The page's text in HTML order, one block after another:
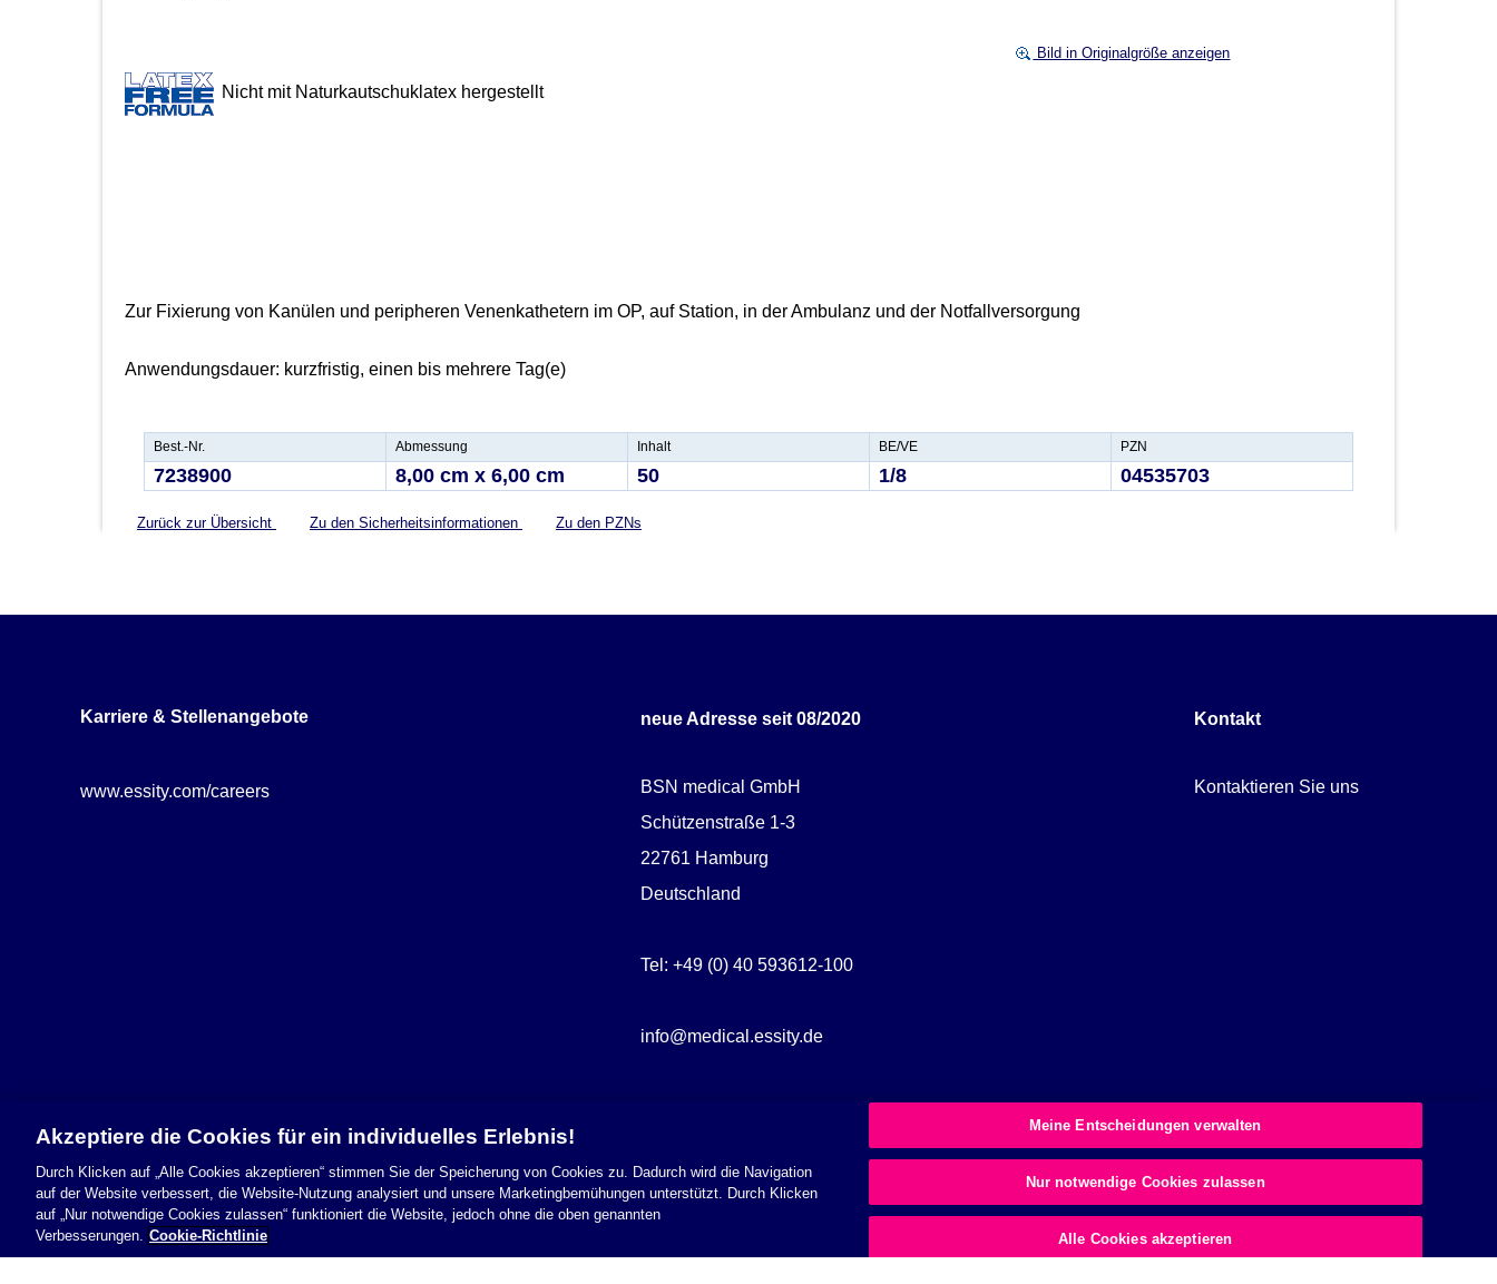
Bild in Originalgröße anzeigen
Nicht mit Naturkautschuklatex hergestellt
Zur Fixierung von Kanülen und peripheren Venenkathetern im OP, auf Station, in der Ambulanz und der Notfallversorgung
Anwendungsdauer: kurzfristig, einen bis mehrere Tag(e)
Best.-Nr. Abmessung Inhalt BE/VE PZN
7238900 8,00 cm x 6,00 cm 50 1/8 04535703
Zurück zur Übersicht Zu den Sicherheitsinformationen Zu den PZNs
Karriere & Stellenangebote
www.essity.com/careers
neue Adresse seit 08/2020
BSN medical GmbH
Schützenstraße 1-3
22761 Hamburg
Deutschland
Tel: +49 (0) 40 593612-100
info@medical.essity.de
Kontakt
Kontaktieren Sie uns
Sicherheitsinformationen Nutzungsbedingungen Cookie Richtlinie Datenschutzerklärung Allgemeine Geschäftsbedingungen © 2026 Essity Health & Medical. All rights reserved.
Akzeptiere die Cookies für ein individuelles Erlebnis!
Durch Klicken auf „Alle Cookies akzeptieren“ stimmen Sie der Speicherung von Cookies zu. Dadurch wird die Navigation
auf der Website verbessert, die Website-Nutzung analysiert und unsere Marketingbemühungen unterstützt. Durch Klicken
auf „Nur notwendige Cookies zulassen“ funktioniert die Website, jedoch ohne die oben genannten
Verbesserungen. Cookie-Richtlinie
Meine Entscheidungen verwalten
Nur notwendige Cookies zulassen
Alle Cookies akzeptieren